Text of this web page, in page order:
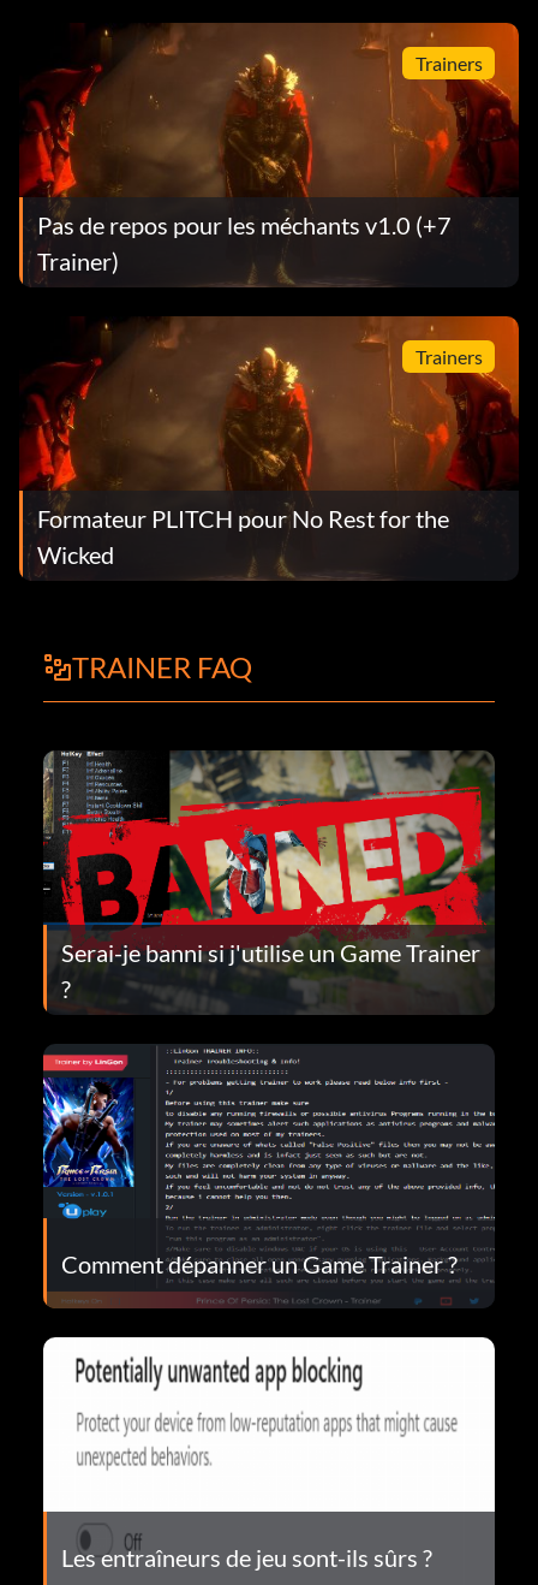
Trainers
Pas de repos pour les méchants v1.0 (+7
Trainer)
Trainers
Formateur PLITCH pour No Rest for the
Wicked
TRAINER FAQ
Serai-je banni si j'utilise un Game Trainer
?
Comment dépanner un Game Trainer ?
Les entraîneurs de jeu sont-ils sûrs ?